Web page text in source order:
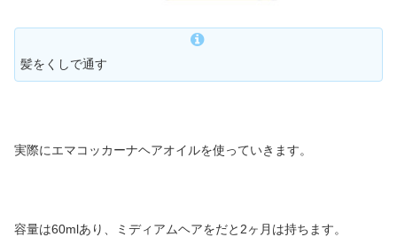
髪をくしで通す
実際にエマコッカーナヘアオイルを使っていきます。
容量は60mlあり、ミディアムヘアをだと2ヶ月は持ちます。